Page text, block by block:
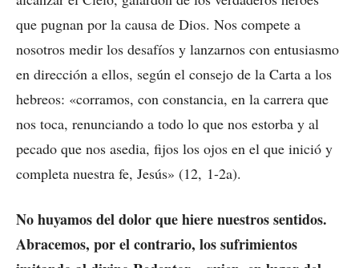
que pugnan por la causa de Dios. Nos compete a
nosotros medir los desafíos y lanzarnos con entusiasmo
en dirección a ellos, según el consejo de la Carta a los
hebreos: «corramos, con constancia, en la carrera que
nos toca, renunciando a todo lo que nos estorba y al
pecado que nos asedia, fijos los ojos en el que inició y
completa nuestra fe, Jesús» (12, 1-2a).
No huyamos del dolor que hiere nuestros sentidos.
Abracemos, por el contrario, los sufrimientos